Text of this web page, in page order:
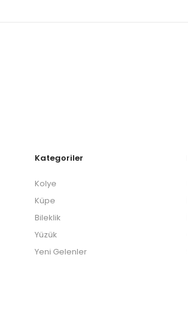
Kategoriler
Kolye
Küpe
Bileklik
Yüzük
Yeni Gelenler